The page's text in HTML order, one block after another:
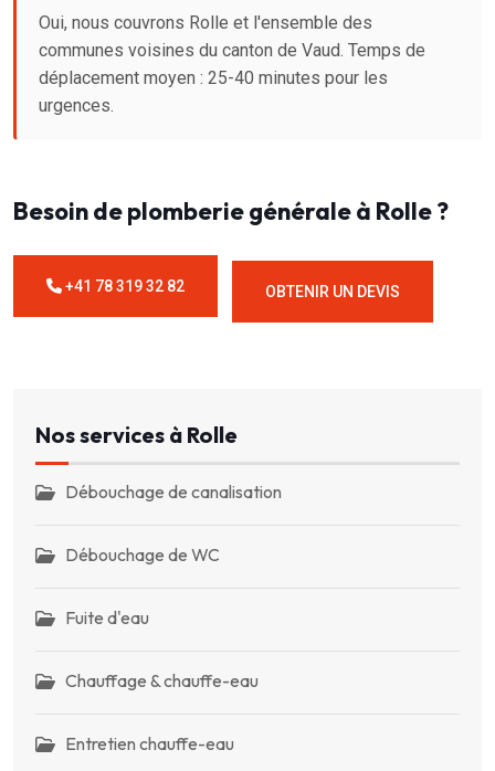
Oui, nous couvrons Rolle et l'ensemble des
communes voisines du canton de Vaud. Temps de
déplacement moyen : 25-40 minutes pour les
urgences.
Besoin de plomberie générale à Rolle ?
+41 78 319 32 82 OBTENIR UN DEVIS
Nos services à Rolle
Débouchage de canalisation
Débouchage de WC
Fuite d'eau
Chauffage & chauffe-eau
Entretien chauffe-eau